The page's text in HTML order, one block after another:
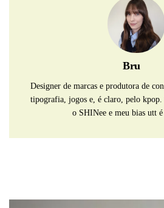
Bru
Designer de marcas e produtora de
tipografia, jogos e, é claro, pelo
o SHINee e meu bias utt é